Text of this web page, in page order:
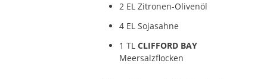
2 EL Zitronen-Olivenöl
4 EL Sojasahne
1 TL CLIFFORD BAY
Meersalzflocken